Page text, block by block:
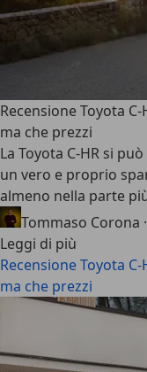
Recensione Toyota
ma che prezzi
La Toyota C-HR si
un vero e proprio
almeno nella parte
Tommaso Corona ·
Leggi di più
Recensione Toyota
ma che prezzi